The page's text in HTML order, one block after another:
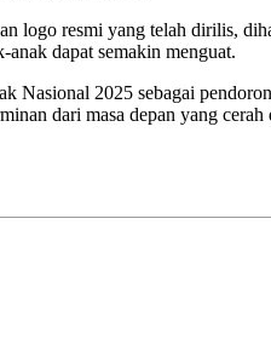
logo resmi yang telah dirilis,
dapat semakin menguat.
Nasional 2025 sebagai
dari masa depan yang cerah